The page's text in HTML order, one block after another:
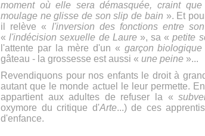
moment où elle sera démasquée, craint
moulage ne glisse de son slip de bain ». Et
il relève « l'inversion des fonctions entre
«l'indécision sexuelle de Laure», sa «petite
l'attente par la mère d'un « garçon biologique
gâteau - la grossesse est aussi « une peine »...
Revendiquons pour nos enfants le droit à
autant que le monde actuel le leur permette.
appartient aux adultes de refuser la «
oxymore du critique d'Arte...) de ces
d'enfance.